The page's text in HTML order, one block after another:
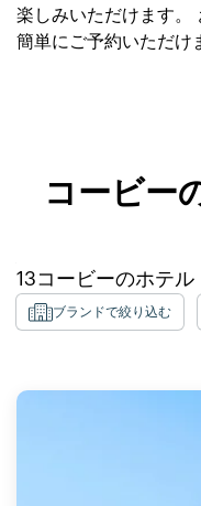
楽しみいただけます。
簡単にご予約いただけ
コービー
13コービーのホテル
ブランドで絞り込む